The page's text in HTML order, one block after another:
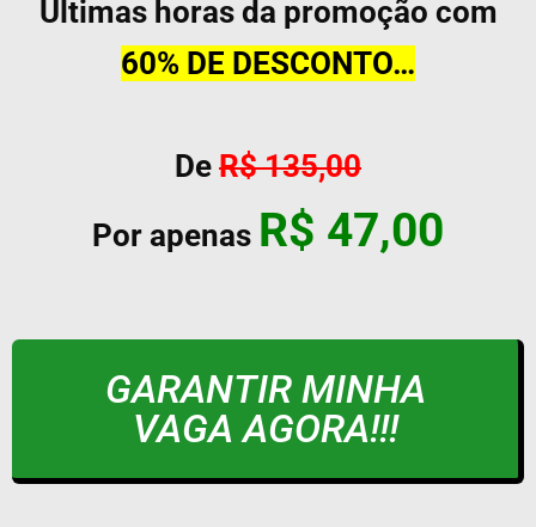
Últimas horas da promoção com
60% DE DESCONTO…
De R$ 135,00
Por apenas R$ 47,00
GARANTIR MINHA
VAGA AGORA!!!